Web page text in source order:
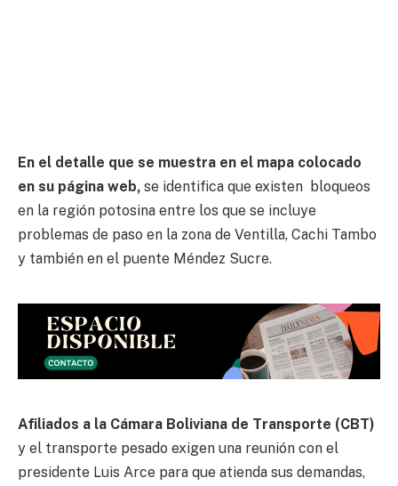
En el detalle que se muestra en el mapa colocado
en su página web, se identifica que existen bloqueos
en la región potosina entre los que se incluye
problemas de paso en la zona de Ventilla, Cachi Tambo
y también en el puente Méndez Sucre.
Afiliados a la Cámara Boliviana de Transporte (CBT)
y el transporte pesado exigen una reunión con el
presidente Luis Arce para que atienda sus demandas,